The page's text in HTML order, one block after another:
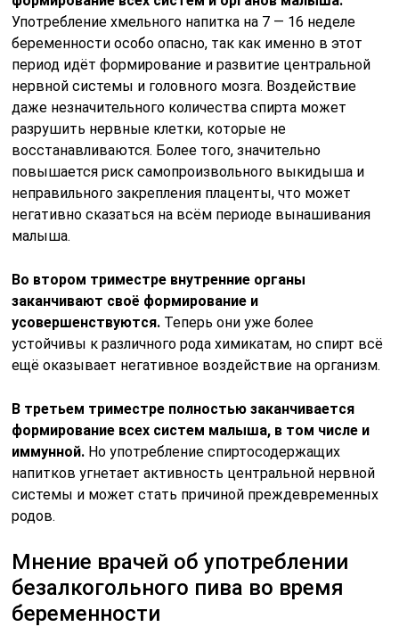
Употребление хмельного напитка на 7 — 16 неделе
беременности особо опасно, так как именно в этот
период идёт формирование и развитие центральной
нервной системы и головного мозга. Воздействие
даже незначительного количества спирта может
разрушить нервные клетки, которые не
восстанавливаются. Более того, значительно
повышается риск самопроизвольного выкидыша и
неправильного закрепления плаценты, что может
негативно сказаться на всём периоде вынашивания
малыша.
Во втором триместре внутренние органы
заканчивают своё формирование и
усовершенствуются. Теперь они уже более
устойчивы к различного рода химикатам, но спирт всё
ещё оказывает негативное воздействие на организм.
В третьем триместре полностью заканчивается
формирование всех систем малыша, в том числе и
иммунной. Но употребление спиртосодержащих
напитков угнетает активность центральной нервной
системы и может стать причиной преждевременных
родов.
Мнение врачей об употреблении
безалкогольного пива во время
беременности